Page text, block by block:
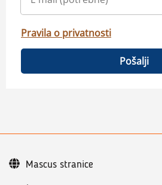
Pravila o privatnosti
Pošalji
Mascus stranice